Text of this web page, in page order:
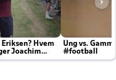
Hvem
Joachim
Ung vs.
#football